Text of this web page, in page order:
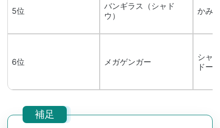
5位
バンギラス（シャド
ウ）
かみ
6位 メガゲンガー
シャ
ドー
補足